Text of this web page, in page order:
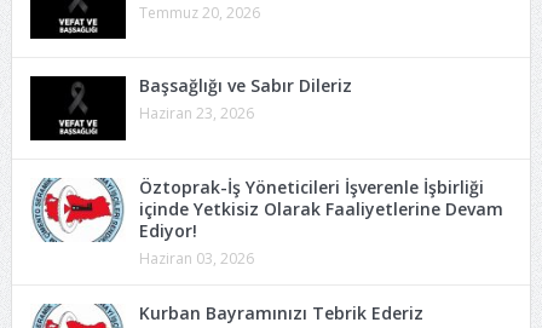
Temmuz 20, 2026
Başsağlığı ve Sabır Dileriz
Haziran 23, 2026
Öztoprak-İş Yöneticileri İşverenle İşbirliği
içinde Yetkisiz Olarak Faaliyetlerine Devam
Ediyor!
Haziran 03, 2026
Kurban Bayramınızı Tebrik Ederiz